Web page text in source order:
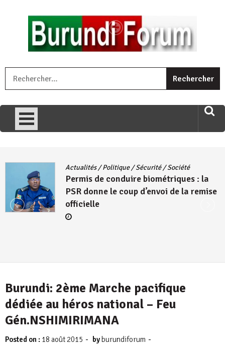
umariye umuryango wawe canke igihugu cakwibarutse .Wewe
uri ngaha ndagusigiye iki kibazo : Uriko ukora iki kugira ngo
Actualités/Politique/Sécurité/Société
Permis de conduire biométriques : la
PSR donne le coup d’envoi de la remise
officielle
Burundi: 2ème Marche pacifique
dédiée au héros national – Feu
Gén.NSHIMIRIMANA
Posted on : 18 août 2015 - by burundiforum -